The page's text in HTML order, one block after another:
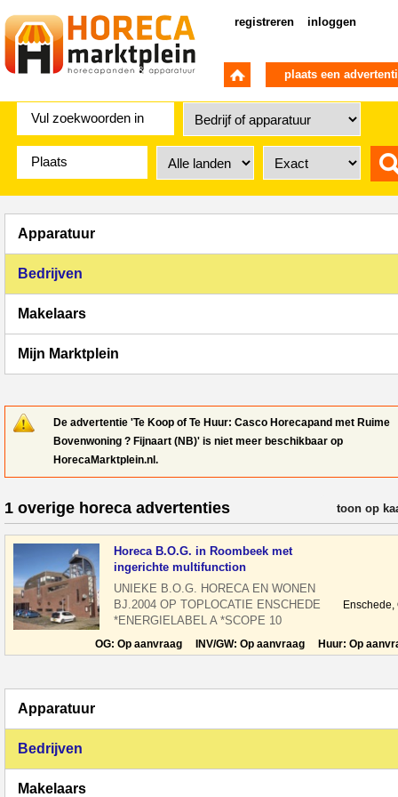
registreren inloggen
plaats een
Apparatuur
Bedrijven
Makelaars
Mijn Marktplein
De advertentie 'Te Koop of Te Huur: Casco Horecapand met Ruime
Bovenwoning ? Fijnaart (NB)' is niet meer beschikbaar op
HorecaMarktplein.nl.
1 overige horeca advertenties verfijn
toon op
Horeca B.O.G. in Roombeek met
ingerichte multifunction
UNIEKE B.O.G. HORECA EN WONEN
BJ.2004 OP TOPLOCATIE ENSCHEDE
*ENERGIELABEL A *SCOPE 10
KEURING *HORECA CAT. 1 TE KOOP
VASTGOED HORECA EN
Enschede,
OG: Op aanvraag INV/GW: Op aanvraag Huur: Op
Apparatuur
Bedrijven
Makelaars